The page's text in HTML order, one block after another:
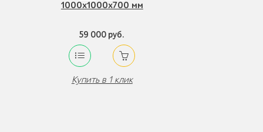
1000х1000x700 мм
59 000 руб.
Купить в 1 клик